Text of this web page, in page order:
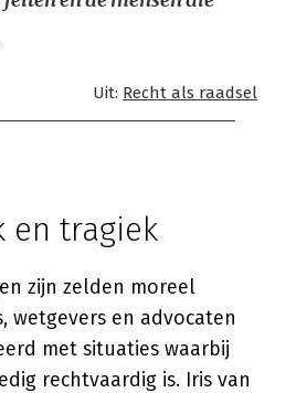
Uit: Recht als raadsel
en tragiek
zijn zelden moreel
wetgevers en advocaten
met situaties waarbij
rechtvaardig is. Iris van